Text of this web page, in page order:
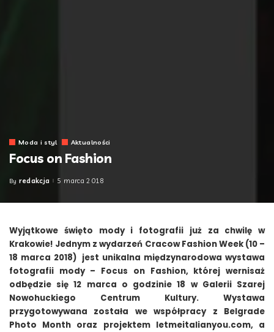
Moda i styl Aktualności
Focus on Fashion
Posted
By redakcja 5 marca 2018
Wyjątkowe święto mody i fotografii już za chwilę w
Krakowie! Jednym z wydarzeń Cracow Fashion Week (10 –
18 marca 2018) jest unikalna międzynarodowa wystawa
fotografii mody – Focus on Fashion, której wernisaż
odbędzie się 12 marca o godzinie 18 w Galerii Szarej
Nowohuckiego Centrum Kultury. Wystawa
przygotowywana została we współpracy z Belgrade
Photo Month oraz projektem letmeitalianyou.com, a